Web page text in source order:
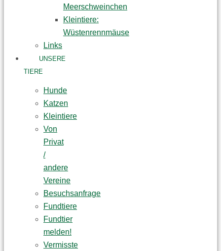
Meerschweinchen
Kleintiere:
Wüstenrennmäuse
Links
UNSERE
TIERE
Hunde
Katzen
Kleintiere
Von
Privat
/
andere
Vereine
Besuchsanfrage
Fundtiere
Fundtier
melden!
Vermisste